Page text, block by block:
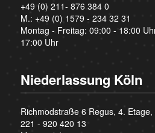
+49 (0) 211- 876 384 0
M.: +49 (0) 1579 - 234 32 31
Montag - Freitag: 09:00 - 18:00
17:00 Uhr
Niederlassung Köln
Richmodstraße 6 Regus, 4.
221 - 920 420 13